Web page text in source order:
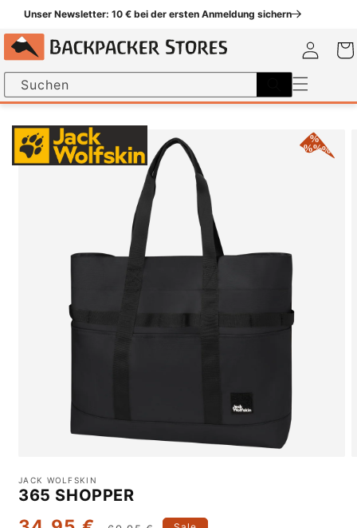
Unser Newsletter: 10 € bei der ersten Anmeldung sichern
Suchen
Einloggen
1
in
Modal
JACK WOLFSKIN
365 SHOPPER